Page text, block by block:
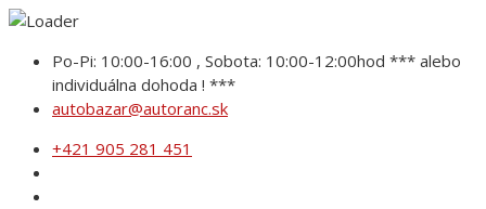
Po-Pi: 10:00-16:00 , Sobota: 10:00-12:00hod *** alebo
individuálna dohoda ! ***
autobazar@autoranc.sk
+421 905 281 451